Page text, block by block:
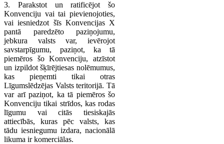
3. Parakstot un ratificējot šo
Konvenciju vai tai pievienojoties,
vai iesniedzot šīs Konvencijas X
pantā paredzēto paziņojumu,
jebkura valsts var, ievērojot
savstarpīgumu, paziņot, ka tā
piemēros šo Konvenciju, atzīstot
un izpildot šķīrējtiesas nolēmumus,
kas pieņemti tikai otras
Līgumslēdzējas Valsts teritorijā. Tā
var arī paziņot, ka tā piemēros šo
Konvenciju tikai strīdos, kas rodas
līgumu vai citās tiesiskajās
attiecībās, kuras pēc valsts, kas
tādu iesniegumu izdara, nacionālā
likuma ir komerciālas.